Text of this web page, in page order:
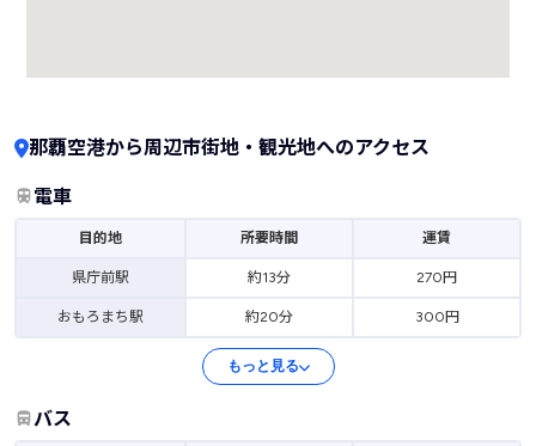
那覇空港から周辺市街地・観光地へのアクセス
電車
目的地 所要時間 運賃
県庁前駅 約13分 270円
おもろまち駅 約20分 300円
もっと見る
バス